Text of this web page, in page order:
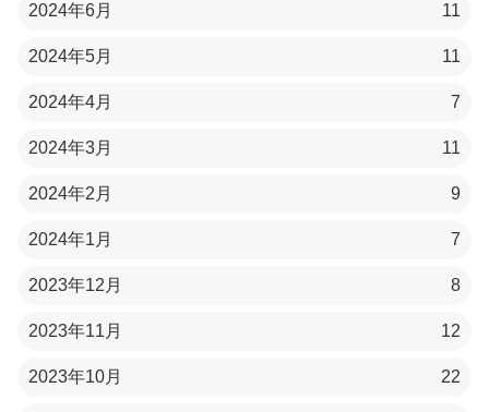
2024年6月 11
2024年5月 11
2024年4月 7
2024年3月 11
2024年2月 9
2024年1月 7
2023年12月 8
2023年11月 12
2023年10月 22